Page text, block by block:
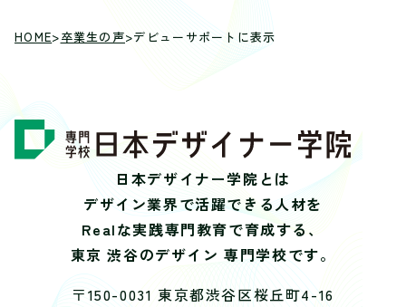
HOME>卒業生の声>デビューサポートに表示
日本デザイナー学院とは
デザイン業界で活躍できる人材を
Realな実践専門教育で育成する、
東京 渋谷のデザイン 専門学校です。
〒150-0031 東京都渋谷区桜丘町4-16